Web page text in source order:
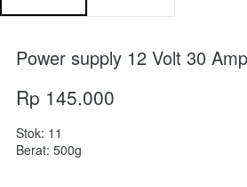
Power supply 12 Volt 30
Rp 145.000
Stok: 11
Berat: 500g